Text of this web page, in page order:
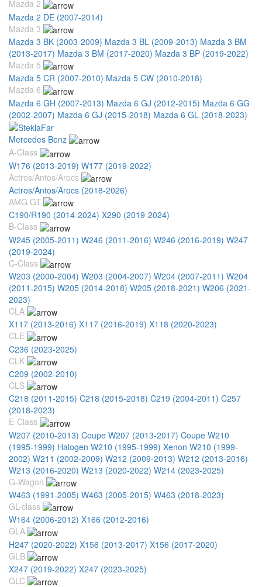
Mazda 2
Mazda 2 DE (2007-2014)
Mazda 3
Mazda 3 BK (2003-2009) Mazda 3 BL (2009-2013) Mazda 3 BM
(2013-2017) Mazda 3 BM (2017-2020) Mazda 3 BP (2019-2022)
Mazda 5
Mazda 5 CR (2007-2010) Mazda 5 CW (2010-2018)
Mazda 6
Mazda 6 GH (2007-2013) Mazda 6 GJ (2012-2015) Mazda 6 GG
(2002-2007) Mazda 6 GJ (2015-2018) Mazda 6 GL (2018-2023)
Mercedes Benz
A-Class
W176 (2013-2019) W177 (2019-2022)
Actros/Antos/Arocs
Actros/Antos/Arocs (2018-2026)
AMG GT
C190/R190 (2014-2024) X290 (2019-2024)
B-Class
W245 (2005-2011) W246 (2011-2016) W246 (2016-2019) W247
(2019-2024)
C-Class
W203 (2000-2004) W203 (2004-2007) W204 (2007-2011) W204
(2011-2015) W205 (2014-2018) W205 (2018-2021) W206 (2021-
2023)
CLA
X117 (2013-2016) X117 (2016-2019) X118 (2020-2023)
CLE
C236 (2023-2025)
CLK
С209 (2002-2010)
CLS
C218 (2011-2015) C218 (2015-2018) C219 (2004-2011) C257
(2018-2023)
E-Class
W207 (2010-2013) Coupe W207 (2013-2017) Coupe W210
(1995-1999) Halogen W210 (1995-1999) Xenon W210 (1999-
2002) W211 (2002-2009) W212 (2009-2013) W212 (2013-2016)
W213 (2016-2020) W213 (2020-2022) W214 (2023-2025)
G-Wagon
W463 (1991-2005) W463 (2005-2015) W463 (2018-2023)
GL-class
W164 (2006-2012) X166 (2012-2016)
GLA
H247 (2020-2022) X156 (2013-2017) X156 (2017-2020)
GLB
X247 (2019-2022) X247 (2023-2025)
GLC